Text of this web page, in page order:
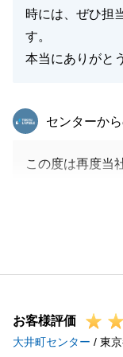
時には、ぜひ担
す。
本当にありがと
東急リバブル
センターか
この度は再度当
またお褒めのお
今後の励みにさ
した。
これもひとえに
お客様評価
大井町センター / 東